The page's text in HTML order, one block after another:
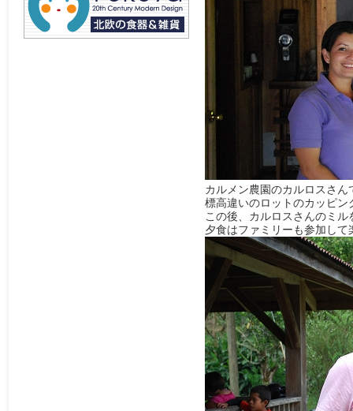
カルメン農園のカルロスさん
標高違いのロットのカッピ
この後、カルロスさんのミ
夕食はファミリーも参加し